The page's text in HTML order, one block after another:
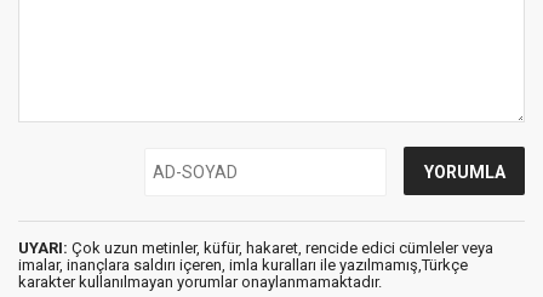
UYARI: Çok uzun metinler, küfür, hakaret, rencide edici cümleler veya
imalar, inançlara saldırı içeren, imla kuralları ile yazılmamış,Türkçe
karakter kullanılmayan yorumlar onaylanmamaktadır.